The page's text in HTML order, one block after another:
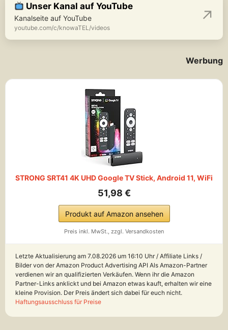
Unser Kanal auf YouTube
Kanalseite auf YouTube
youtube.com/c/knowaTEL/videos
Werbung
STRONG SRT41 4K UHD Google TV Stick, Android 11, WiFi
51,98 €
Produkt auf Amazon ansehen
Preis inkl. MwSt., zzgl. Versandkosten
Letzte Aktualisierung am 7.08.2026 um 16:10 Uhr / Affiliate Links /
Bilder von der Amazon Product Advertising API Als Amazon-Partner
verdienen wir an qualifizierten Verkäufen. Wenn ihr die Amazon
Partner-Links anklickt und bei Amazon etwas kauft, erhalten wir eine
kleine Provision. Der Preis ändert sich dabei für euch nicht.
Haftungsausschluss für Preise